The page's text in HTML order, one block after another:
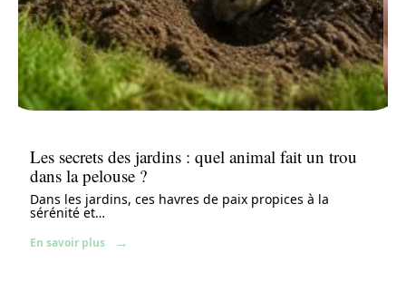
Les secrets des jardins : quel animal fait un trou
dans la pelouse ?
Dans les jardins, ces havres de paix propices à la
sérénité et…
En savoir plus